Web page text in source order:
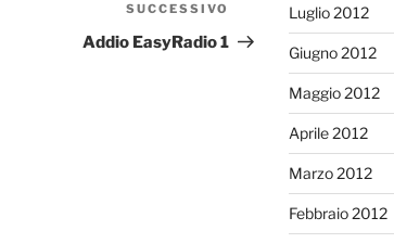
Articolo
successivo
SUCCESSIVO
Addio EasyRadio 1
Luglio 2012
Giugno 2012
Maggio 2012
Aprile 2012
Marzo 2012
Febbraio 2012